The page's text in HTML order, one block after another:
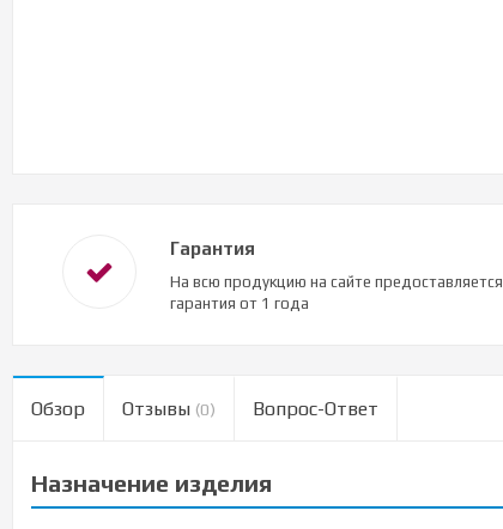
Гарантия
На всю продукцию на сайте предоставляется
гарантия от 1 года
Обзор Отзывы (0) Вопрос-Ответ
Назначение изделия